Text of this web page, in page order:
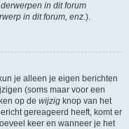
in dit forum
in dit forum, enz.).
je alleen je eigen berichten
(soms maar voor een
op de wijzig knop van het
gereageerd heeft, komt er
keer en wanneer je het